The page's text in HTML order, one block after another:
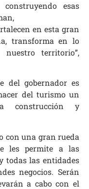
esas
en esta gran
transforma en lo
territorio”,
del gobernador es
del turismo un
construcción y
con una gran rueda
les permite a las
todas las entidades
negocios. Serán
a cabo con el